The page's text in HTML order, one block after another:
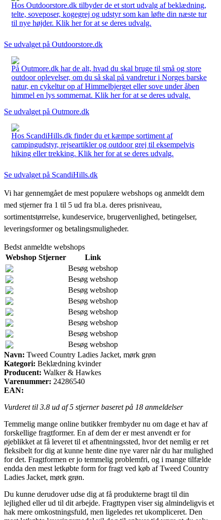
Hos Outdoorstore.dk tilbyder de et stort udvalg af beklædning,
telte, soveposer, kogegrej og udstyr som kan løfte din næste tur
til nye højder. Klik her for at se deres udvalg.
Se udvalget på Outdoorstore.dk
På Outmore.dk har de alt, hvad du skal bruge til små og store
outdoor oplevelser, om du så skal på vandretur i Norges barske
natur, en cykeltur op af Himmelbjerget eller sove under åben
himmel en lys sommernat. Klik her for at se deres udvalg.
Se udvalget på Outmore.dk
Hos ScandiHills.dk finder du et kæmpe sortiment af
campingudstyr, rejseartikler og outdoor grej til eksempelvis
hiking eller trekking. Klik her for at se deres udvalg.
Se udvalget på ScandiHills.dk
Vi har gennemgået de mest populære webshops og anmeldt dem
med stjerner fra 1 til 5 ud fra bl.a. deres prisniveau,
sortimentstørrelse, kundeservice, brugervenlighed, betingelser,
leveringsformer og betalingsmuligheder.
Bedst anmeldte webshops
Webshop Stjerner
Link
Besøg webshop
Besøg webshop
Besøg webshop
Besøg webshop
Besøg webshop
Besøg webshop
Besøg webshop
Besøg webshop
Navn: Tweed Country Ladies Jacket, mørk grøn
Kategori: Beklædning kvinder
Producent: Walker & Hawkes
Varenummer: 24286540
EAN:
Vurderet til 3.8 ud af 5 stjerner baseret på 18 anmeldelser
Temmelig mange online butikker frembyder nu om dage et hav af
forskellige fragtformer. En af dem der er mest anvendt er for
øjeblikket at få leveret til et afhentningssted, hvor det nemlig er ret
fleksibelt for dig at kunne hente dine nye varer når du har mulighed
for det. Fragtformen er jo temmelig problemfri, og i mange tilfælde
endda den mest letkøbte form for fragt ved køb af Tweed Country
Ladies Jacket, mørk grøn.
Du kunne derudover udse dig at få produkterne bragt til din
lejlighed eller ud til dit arbejde. Fragttypen viser sig almindeligvis et
hak mere omkostningsfuld, men ligeledes ret ukompliceret. Den